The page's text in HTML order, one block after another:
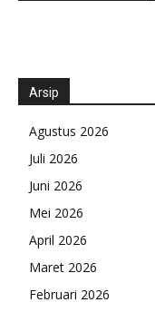
Arsip
Agustus 2026
Juli 2026
Juni 2026
Mei 2026
April 2026
Maret 2026
Februari 2026